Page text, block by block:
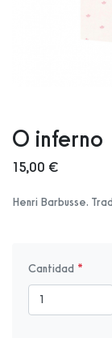
O inferno
15,00 €
Henri Barbusse.
Cantidad